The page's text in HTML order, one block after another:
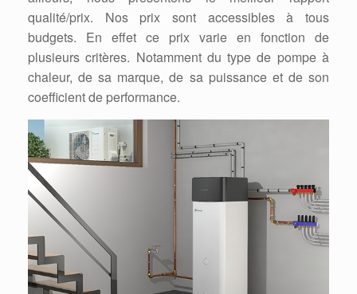
qualité/prix. Nos prix sont accessibles à tous
budgets. En effet ce prix varie en fonction de
plusieurs critères. Notamment du type de pompe à
chaleur, de sa marque, de sa puissance et de son
coefficient de performance.